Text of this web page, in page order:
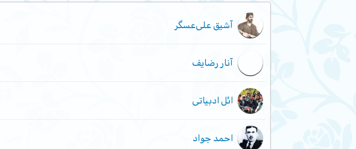
آشیق علی‌عسگر
آنار رضایف
ائل ادبیاتی
احمد جواد